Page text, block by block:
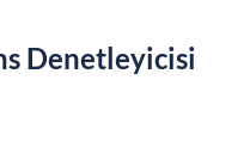
Denetleyicisi